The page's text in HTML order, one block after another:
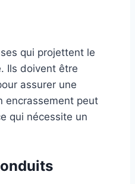
qui projettent le
Ils doivent être
assurer une
encrassement peut
qui nécessite un